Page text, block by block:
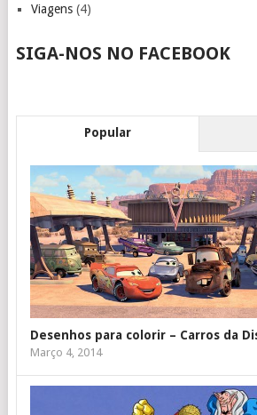
Viagens(4)
SIGA-NOS NO FACEBOOK
Popular
Desenhos para colorir – Carros da
Março 4, 2014